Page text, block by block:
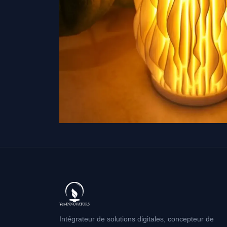
Intégrateur de solutions digitales, concepteur de